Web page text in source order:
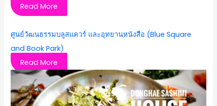
Read More
ศูนย์วัฒนธรรมบลูสแควร์ และอุทยานหนังสือ (Blue Square
and Book Park)
Read More